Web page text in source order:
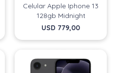
Celular Apple Iphone 13
128gb Midnight
USD 779,00